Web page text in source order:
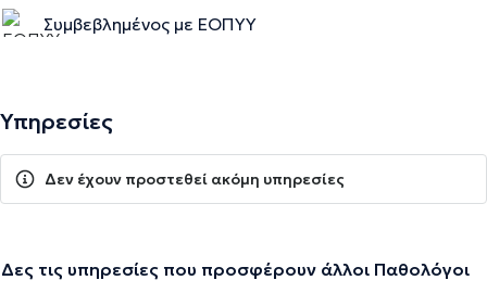
Συμβεβλημένος με ΕΟΠΥΥ
Υπηρεσίες
Δεν έχουν προστεθεί ακόμη υπηρεσίες
Δες τις υπηρεσίες που προσφέρουν άλλοι Παθολόγοι